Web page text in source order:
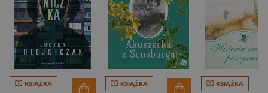
KSIĄŻKA KSIĄŻKA KSIĄŻKA